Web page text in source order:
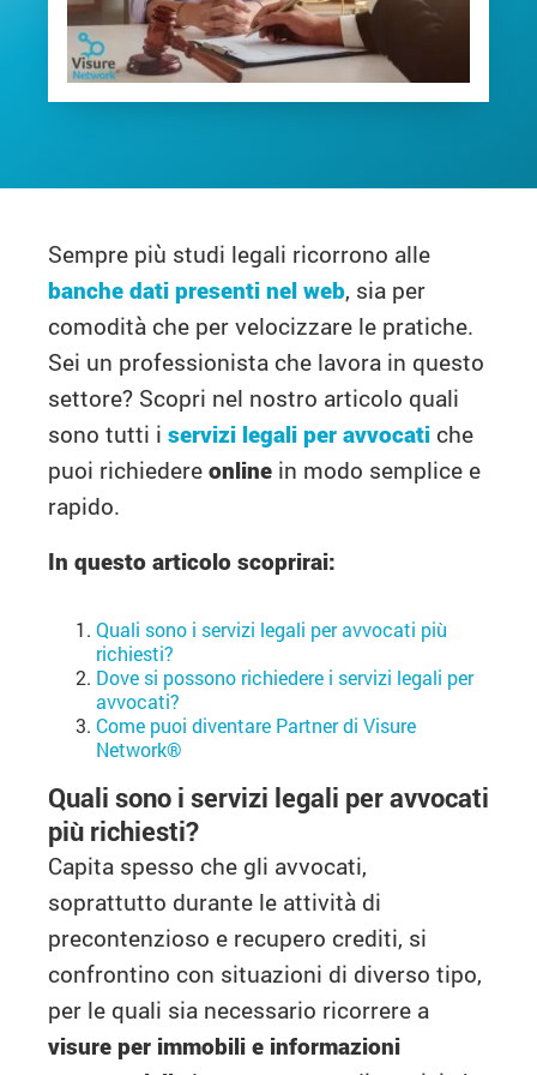
Sempre più studi legali ricorrono alle
banche dati presenti nel web, sia per
comodità che per velocizzare le pratiche.
Sei un professionista che lavora in questo
settore? Scopri nel nostro articolo quali
sono tutti i servizi legali per avvocati che
puoi richiedere online in modo semplice e
rapido.
In questo articolo scoprirai:
Quali sono i servizi legali per avvocati più
richiesti?
Dove si possono richiedere i servizi legali per
avvocati?
Come puoi diventare Partner di Visure
Network®
Quali sono i servizi legali per avvocati
più richiesti?
Capita spesso che gli avvocati,
soprattutto durante le attività di
precontenzioso e recupero crediti, si
confrontino con situazioni di diverso tipo,
per le quali sia necessario ricorrere a
visure per immobili e informazioni